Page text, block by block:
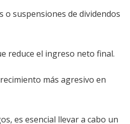
o suspensiones de dividendos
reduce el ingreso neto final.
más agresivo en
es esencial llevar a cabo un